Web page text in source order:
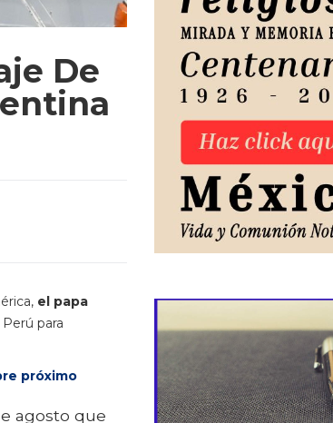
De
el papa
para
próximo
agosto que